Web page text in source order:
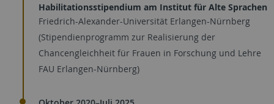
Habilitationsstipendium am Institut für Alte Sprachen
Friedrich-Alexander-Universität Erlangen-Nürnberg
(Stipendienprogramm zur Realisierung der
Chancengleichheit für Frauen in Forschung und Lehre
FAU Erlangen-Nürnberg)